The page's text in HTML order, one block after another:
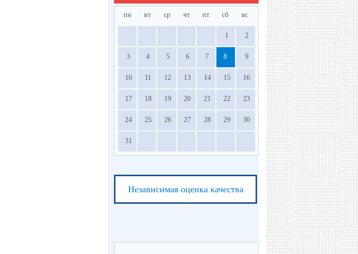
пн вт ср чт пт сб вс
1 2
3 4 5 6 7 8 9
10 11 12 13 14 15 16
17 18 19 20 21 22 23
24 25 26 27 28 29 30
31
Независимая оценка качества